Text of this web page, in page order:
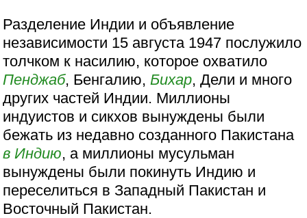
Разделение Индии и объявление
независимости 15 августа 1947 послужило
толчком к насилию, которое охватило
Пенджаб, Бенгалию, Бихар, Дели и много
других частей Индии. Миллионы
индуистов и сикхов вынуждены были
бежать из недавно созданного Пакистана
в Индию, а миллионы мусульман
вынуждены были покинуть Индию и
переселиться в Западный Пакистан и
Восточный Пакистан.